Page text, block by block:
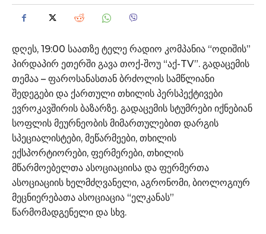
დღეს, 19:00 საათზე ტელე რადიო კომპანია “ოდიშის”
პირდაპირ ეთერში გავა თოქ-შოუ “აქ-TV”. გადაცემის
თემაა – ფაროსანასთან ბრძოლის სამწლიანი
შედეგები და ქართული თხილის პერსპექტივები
ევროკავშირის ბაზარზე. გადაცემის სტუმრები იქნებიან
სოფლის მეურნეობის მიმართულებით დარგის
სპეციალისტები, მეწარმეები, თხილის
ექსპორტიორები, ფერმერები, თხილის
მწარმოებელთა ასოციაციისა და ფერმერთა
ასოციაციის ხელმძღვანელი, აგრონომი, ბიოლოგიურ
მეცნიერებათა ასოციაცია “ელკანას”
წარმომადგენელი და სხვ.